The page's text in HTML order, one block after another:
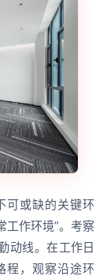
可或缺的关键环
工作环境”。考察
动线。在工作日
程，观察沿途环